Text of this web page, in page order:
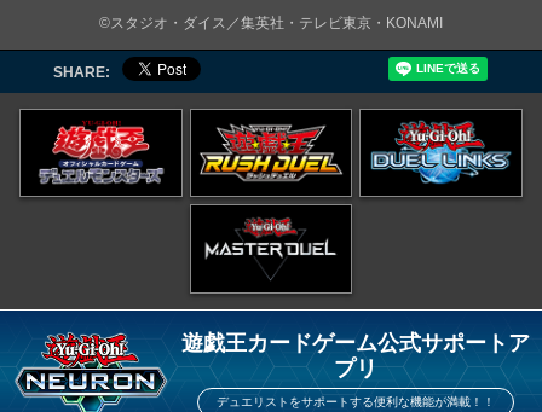
©スタジオ・ダイス／集英社・テレビ東京・KONAMI
SHARE:
遊戯王カードゲーム公式サポートア
プリ
デュエリストをサポートする便利な機能が満載！！